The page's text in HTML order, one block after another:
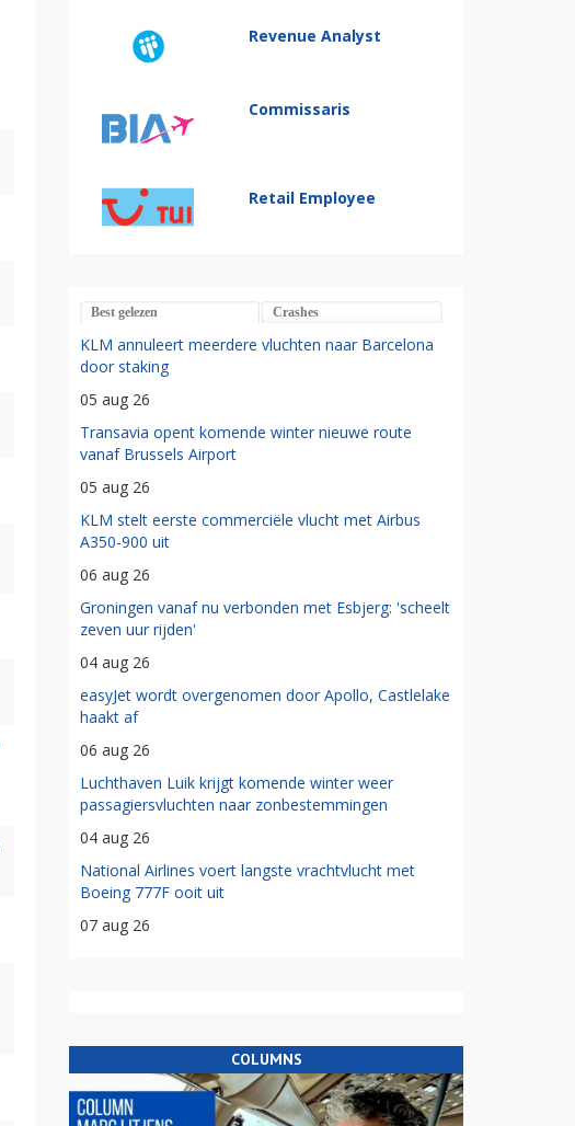
Revenue Analyst
Commissaris
Retail Employee
Best gelezen Crashes
KLM annuleert meerdere vluchten naar Barcelona
door staking
05 aug 26
Transavia opent komende winter nieuwe route
vanaf Brussels Airport
05 aug 26
KLM stelt eerste commerciële vlucht met Airbus
A350-900 uit
06 aug 26
Groningen vanaf nu verbonden met Esbjerg: 'scheelt
zeven uur rijden'
04 aug 26
easyJet wordt overgenomen door Apollo, Castlelake
haakt af
06 aug 26
Luchthaven Luik krijgt komende winter weer
passagiersvluchten naar zonbestemmingen
04 aug 26
National Airlines voert langste vrachtvlucht met
Boeing 777F ooit uit
07 aug 26
COLUMNS